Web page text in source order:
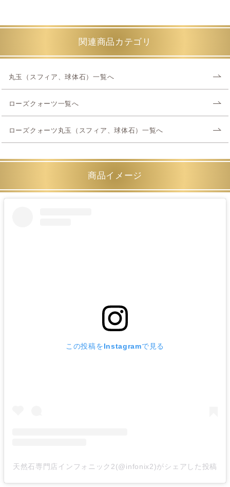
関連商品カテゴリ
丸玉（スフィア、球体石）一覧へ
ローズクォーツ一覧へ
ローズクォーツ丸玉（スフィア、球体石）一覧へ
商品イメージ
この投稿をInstagramで見る
天然石専門店インフォニック2(@infonix2)がシェアした投稿